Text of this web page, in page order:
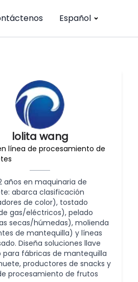
Español
lolita wang
línea de procesamiento de
años en maquinaria de
abarca clasificación
de color), tostado
gas/eléctricos), pelado
secas/húmedas), molienda
de mantequilla) y líneas
Diseña soluciones llave
para fábricas de mantequilla
productores de snacks y
procesamiento de frutos